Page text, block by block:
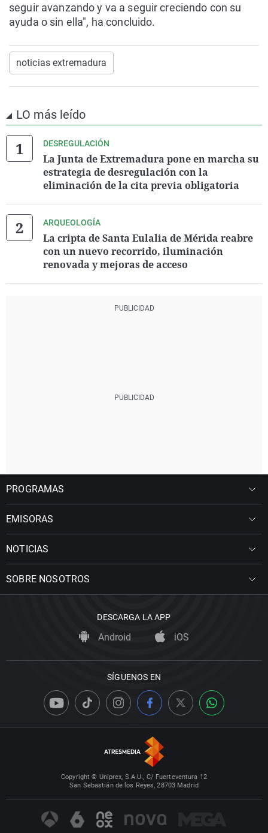
seguir avanzando y va a seguir creciendo con su
ayuda o sin ella", ha concluido.
noticias extremadura
LO más leído
DESREGULACIÓN
La Junta de Extremadura pone en marcha su
estrategia de desregulación con la
eliminación de la cita previa obligatoria
ARQUEOLOGÍA
La cripta de Santa Eulalia de Mérida reabre
con un nuevo recorrido, iluminación
renovada y mejoras de acceso
PROGRAMAS
EMISORAS
NOTICIAS
SOBRE NOSOTROS
DESCARGA LA APP
Android iOS
SÍGUENOS EN
Copyright © Uniprex, S.A.U., C/ Fuerteventura 12
San Sebastián de los Reyes, 28703 Madrid